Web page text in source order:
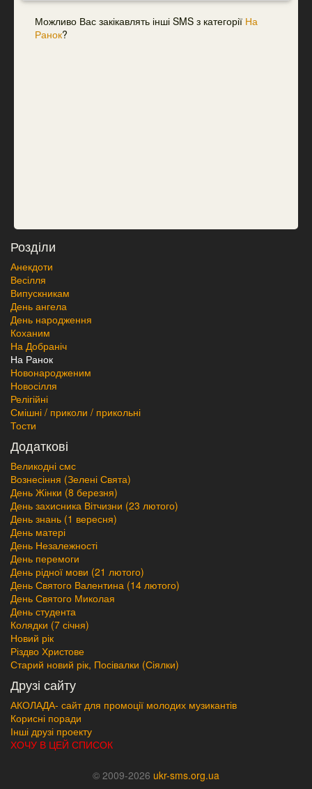
Можливо Вас закікавлять інші SMS з категорії На
Ранок?
Розділи
Анекдоти
Весілля
Випускникам
День ангела
День народження
Коханим
На Добраніч
На Ранок
Новонародженим
Новосілля
Релігійні
Смішні / приколи / прикольні
Тости
Додаткові
Великодні смс
Вознесіння (Зелені Свята)
День Жінки (8 березня)
День захисника Вітчизни (23 лютого)
День знань (1 вересня)
День матері
День Незалежності
День перемоги
День рідної мови (21 лютого)
День Святого Валентина (14 лютого)
День Святого Миколая
День студента
Колядки (7 січня)
Новий рік
Різдво Христове
Старий новий рік, Посівалки (Сіялки)
Друзі сайту
АКОЛАДА- сайт для промоції молодих музикантів
Корисні поради
Інші друзі проекту
ХОЧУ В ЦЕЙ СПИСОК
© 2009-2026 ukr-sms.org.ua